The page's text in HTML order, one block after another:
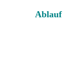
Ablauf